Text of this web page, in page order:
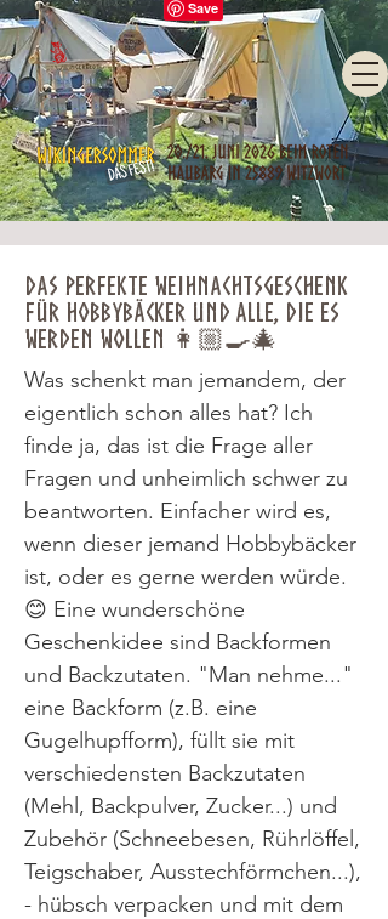
Das perfekte Weihnachtsgeschenk
für Hobbybäcker und alle, die es
werden wollen 👩🏼‍🍳🎄
Was schenkt man jemandem, der
eigentlich schon alles hat? Ich
finde ja, das ist die Frage aller
Fragen und unheimlich schwer zu
beantworten. Einfacher wird es,
wenn dieser jemand Hobbybäcker
ist, oder es gerne werden würde.
😊 Eine wunderschöne
Geschenkidee sind Backformen
und Backzutaten. "Man nehme..."
eine Backform (z.B. eine
Gugelhupfform), füllt sie mit
verschiedensten Backzutaten
(Mehl, Backpulver, Zucker...) und
Zubehör (Schneebesen, Rührlöffel,
Teigschaber, Ausstechförmchen...),
- hübsch verpacken und mit dem